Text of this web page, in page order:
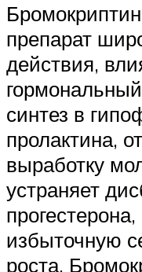
препарат
действия,
синтез в
пролактина,
выработку
устраняет
избыточную
роста.